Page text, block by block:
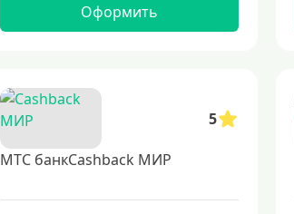
Оформить
5
МТС банкCashback МИР